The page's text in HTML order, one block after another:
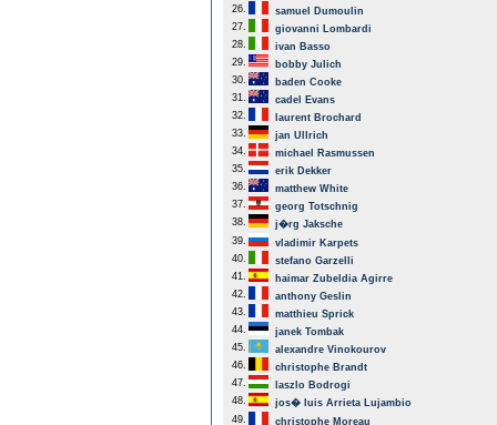
26.
samuel Dumoulin
27.
giovanni Lombardi
28.
ivan Basso
29.
bobby Julich
30.
baden Cooke
31.
cadel Evans
32.
laurent Brochard
33.
jan Ullrich
34.
michael Rasmussen
35.
erik Dekker
36.
matthew White
37.
georg Totschnig
38.
j�rg Jaksche
39.
vladimir Karpets
40.
stefano Garzelli
41.
haimar Zubeldia Agirre
42.
anthony Geslin
43.
matthieu Sprick
44.
janek Tombak
45.
alexandre Vinokourov
46.
christophe Brandt
47.
laszlo Bodrogi
48.
jos� luis Arrieta Lujambio
49.
christophe Moreau